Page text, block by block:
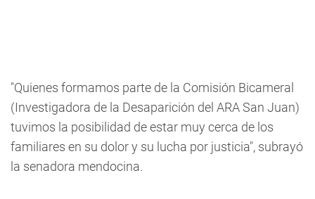
"Quienes formamos parte de la Comisión Bicameral
(Investigadora de la Desaparición del ARA San Juan)
tuvimos la posibilidad de estar muy cerca de los
familiares en su dolor y su lucha por justicia", subrayó
la senadora mendocina.